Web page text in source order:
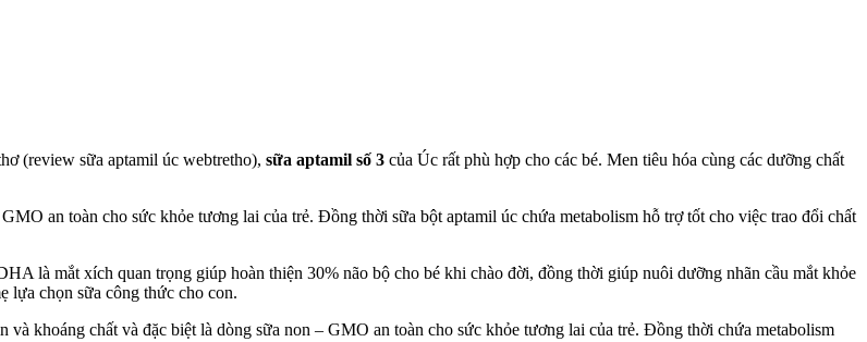
(review sữa aptamil úc webtretho), sữa aptamil số 3 của Úc rất phù hợp cho các bé. Men tiêu hóa cùng các dưỡng chất
an toàn cho sức khỏe tương lai của trẻ. Đồng thời sữa bột aptamil úc chứa metabolism hỗ trợ tốt cho việc trao đổi chất
là mắt xích quan trọng giúp hoàn thiện 30% não bộ cho bé khi chào đời, đồng thời giúp nuôi dưỡng nhãn cầu mắt khỏe
lựa chọn sữa công thức cho con.
khoáng chất và đặc biệt là dòng sữa non – GMO an toàn cho sức khỏe tương lai của trẻ. Đồng thời chứa metabolism